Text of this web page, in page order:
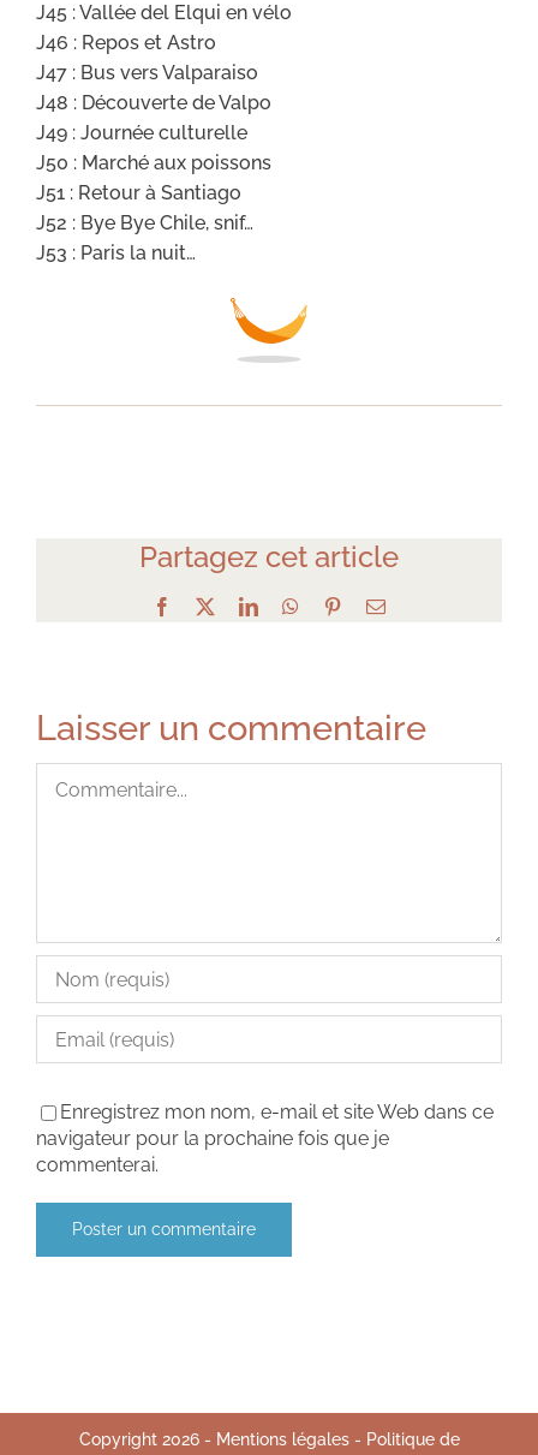
J45 : Vallée del Elqui en vélo
J46 : Repos et Astro
J47 : Bus vers Valparaiso
J48 : Découverte de Valpo
J49 : Journée culturelle
J50 : Marché aux poissons
J51 : Retour à Santiago
J52 : Bye Bye Chile, snif…
J53 : Paris la nuit…
Partagez cet article
Facebook LinkedInWhatsApp
PinterestEmail
Laisser un commentaire
Enregistrez mon nom, e-mail et site Web dans ce
navigateur pour la prochaine fois que je
commenterai.
Copyright 2026- Mentions légales- Politique de